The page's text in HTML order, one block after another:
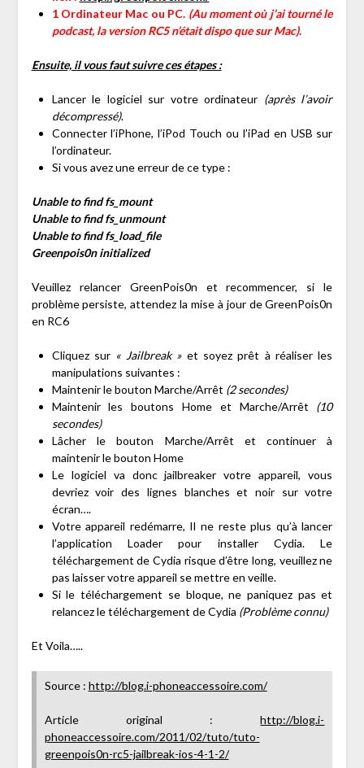
1 Ordinateur Mac ou PC. (Au moment où j’ai tourné le
podcast, la version RC5 n’était dispo que sur Mac).
Ensuite, il vous faut suivre ces étapes :
Lancer le logiciel sur votre ordinateur (après l’avoir
décompressé).
Connecter l’iPhone, l’iPod Touch ou l’iPad en USB sur
l’ordinateur.
Si vous avez une erreur de ce type :
Unable to find fs_mount
Unable to find fs_unmount
Unable to find fs_load_file
Greenpois0n initialized
Veuillez relancer GreenPois0n et recommencer, si le
problème persiste, attendez la mise à jour de GreenPois0n
en RC6
Cliquez sur « Jailbreak »et soyez prêt à réaliser les
manipulations suivantes :
Maintenir le bouton Marche/Arrêt (2 secondes)
Maintenir les boutons Home et Marche/Arrêt (10
secondes)
Lâcher le bouton Marche/Arrêt et continuer à
maintenir le bouton Home
Le logiciel va donc jailbreaker votre appareil, vous
devriez voir des lignes blanches et noir sur votre
écran….
Votre appareil redémarre, Il ne reste plus qu’à lancer
l’application Loader pour installer Cydia. Le
téléchargement de Cydia risque d’être long, veuillez ne
pas laisser votre appareil se mettre en veille.
Si le téléchargement se bloque, ne paniquez pas et
relancez le téléchargement de Cydia (Problème connu)
Et Voila…..
Source : http://blog.i-phoneaccessoire.com/
Article original :http://blog.i-
phoneaccessoire.com/2011/02/tuto/tuto-
greenpois0n-rc5-jailbreak-ios-4-1-2/